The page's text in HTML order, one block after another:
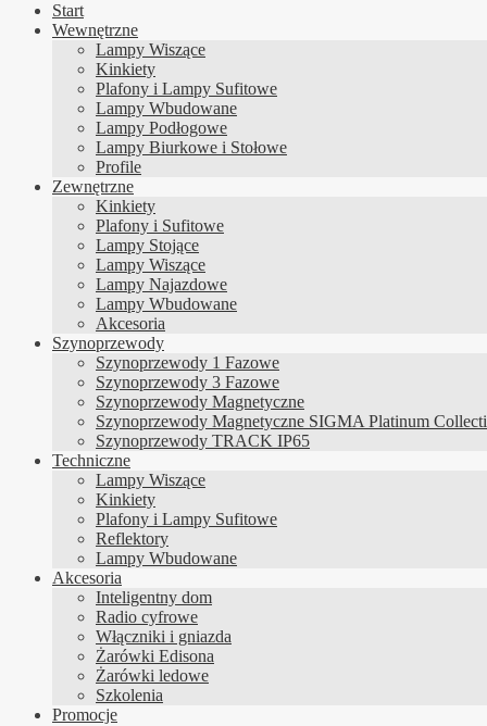
Start
Wewnętrzne
Lampy Wiszące
Kinkiety
Plafony i Lampy Sufitowe
Lampy Wbudowane
Lampy Podłogowe
Lampy Biurkowe i Stołowe
Profile
Zewnętrzne
Kinkiety
Plafony i Sufitowe
Lampy Stojące
Lampy Wiszące
Lampy Najazdowe
Lampy Wbudowane
Akcesoria
Szynoprzewody
Szynoprzewody 1 Fazowe
Szynoprzewody 3 Fazowe
Szynoprzewody Magnetyczne
Szynoprzewody Magnetyczne SIGMA Platinum
Szynoprzewody TRACK IP65
Techniczne
Lampy Wiszące
Kinkiety
Plafony i Lampy Sufitowe
Reflektory
Lampy Wbudowane
Akcesoria
Inteligentny dom
Radio cyfrowe
Włączniki i gniazda
Żarówki Edisona
Żarówki ledowe
Szkolenia
Promocje